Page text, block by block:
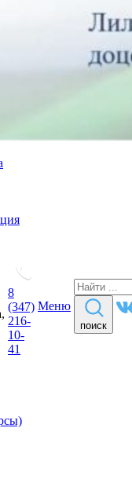
8
(347)
216-
10-
41
Меню
поиск